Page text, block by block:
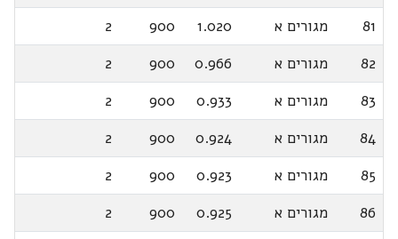
81
מגורים א 1.020
900
2
82
מגורים א 0.966
900
2
83
מגורים א 0.933
900
2
84
מגורים א 0.924
900
2
85
מגורים א 0.923
900
2
86
מגורים א 0.925
900
2